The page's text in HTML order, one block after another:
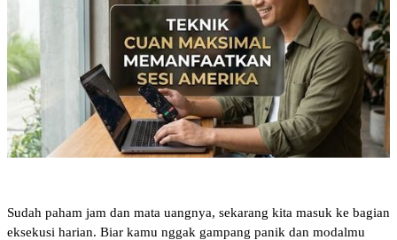
Sudah paham jam dan mata uangnya, sekarang kita masuk ke bagian
eksekusi harian. Biar kamu nggak gampang panik dan modalmu